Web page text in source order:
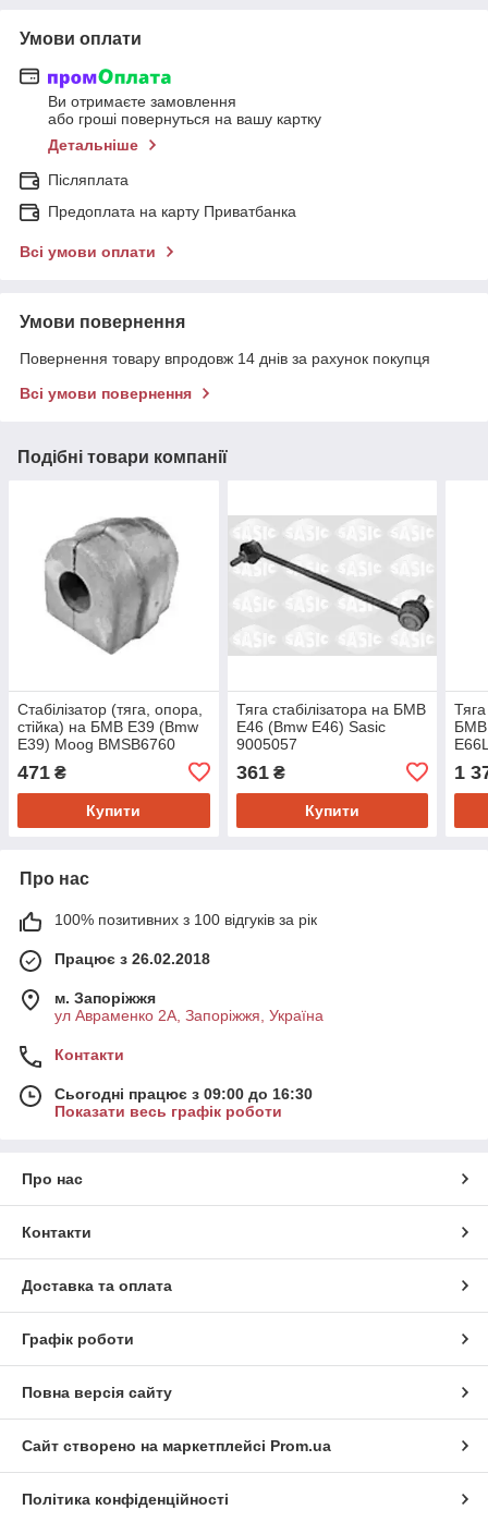
Умови оплати
Ви отримаєте замовлення
або гроші повернуться на вашу картку
Детальніше
Післяплата
Предоплата на карту Приватбанка
Всі умови оплати
Умови повернення
Повернення товару впродовж 14 днів за рахунок покупця
Всі умови повернення
Подібні товари компанії
Стабілізатор (тяга, опора,
стійка) на БМВ Е39 (Bmw
E39) Moog BMSB6760
471 ₴
Купити
Тяга стабілізатора на БМВ
Е46 (Bmw E46) Sasic
9005057
361₴
Купити
БМВ
1
Про нас
100% позитивних з 100 відгуків за рік
Працює з 26.02.2018
м. Запоріжжя
ул Авраменко 2А, Запоріжжя, Україна
Контакти
Сьогодні працює з 09:00 до 16:30
Показати весь графік роботи
Про нас
Контакти
Доставка та оплата
Графік роботи
Повна версія сайту
Сайт створено на маркетплейсі Prom.ua
Політика конфіденційності